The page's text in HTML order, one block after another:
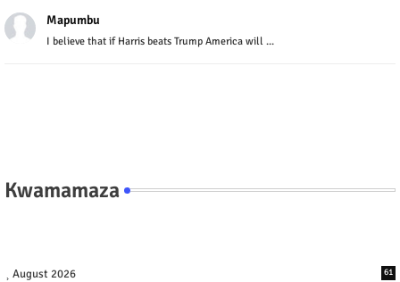
Mapumbu
I believe that if Harris beats Trump America will ...
Kwamamaza
August 2026 61